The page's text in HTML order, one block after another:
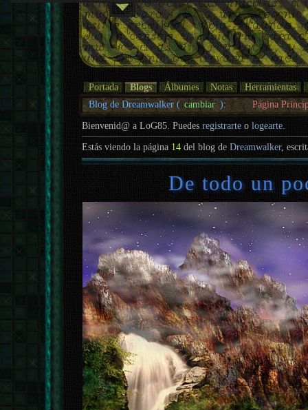
Portada Blogs Álbumes Notas
Herramientas
Blog de Dreamwalker ( cambiar ): Página
Bienvenid@ a LoG85. Puedesregistrarte ologearte.
Estás viendo la página 14 del blog deDreamwalker,
De todo un